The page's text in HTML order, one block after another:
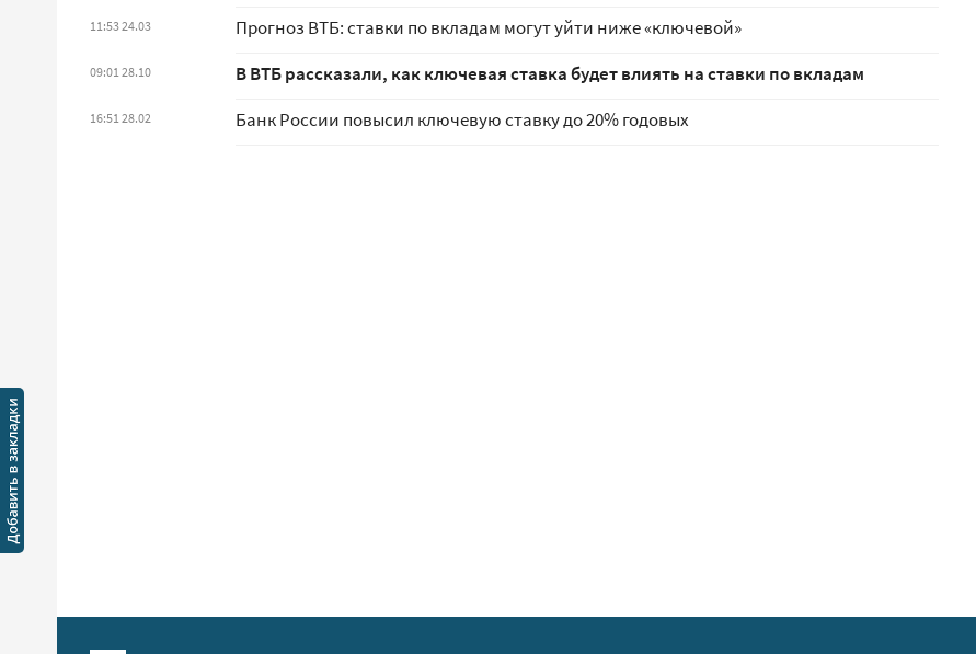
11:53 24.03 Прогноз ВТБ: ставки по вкладам могут уйти ниже «ключевой»
09:01 28.10 В ВТБ рассказали, как ключевая ставка будет влиять на ставки по вкладам
16:51 28.02 Банк России повысил ключевую ставку до 20% годовых